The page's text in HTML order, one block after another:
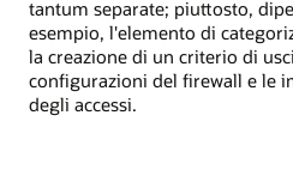
tantum separate; piuttosto,
esempio, l'elemento di
la creazione di un criterio di
configurazioni del firewall e le
degli accessi.